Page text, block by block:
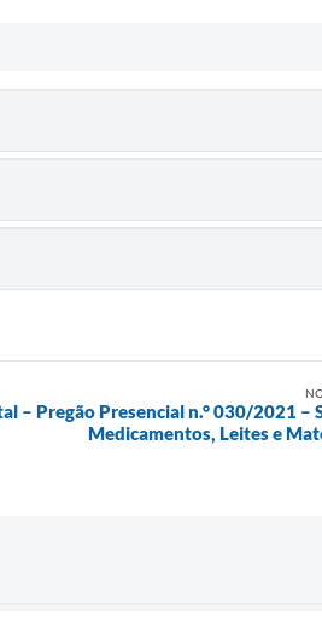
– Pregão Presencial n.° 030/2021 –
Medicamentos, Leites e